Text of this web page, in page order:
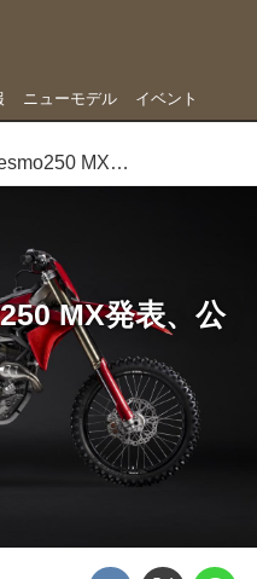
ニューモデル イベント
ドゥカティ Desmo250 MX発表、公式に15,000rpm超え
MX発表、公